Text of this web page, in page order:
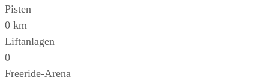
Pisten
0 km
Liftanlagen
0
Freeride-Arena